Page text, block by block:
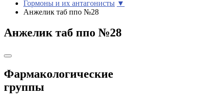
Гормоны и их антагонисты ▼
Анжелик таб ппо №28
Анжелик таб ппо №28
Фармакологические
группы